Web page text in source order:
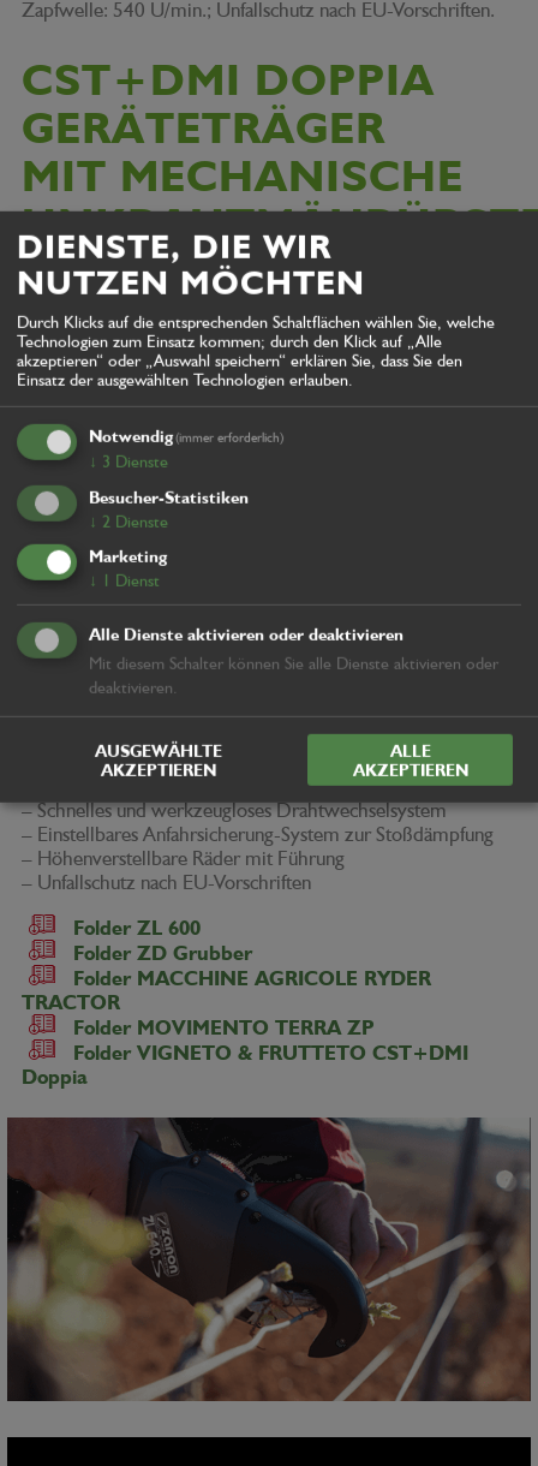
Zapfwelle: 540 U/min.; Unfallschutz nach EU-Vorschriften.
CST+DMI DOPPIA
GERÄTETRÄGER
MIT MECHANISCHE
SERIENMÄSSIG:
– 3-Punkt-Anbau Kat. I-II
– Hydraulisches System komplett mit Tank, Filtersystem und
Wärmetauscher
– Multifunktions-Joystick
– Hydraulische Seitenverschiebung öffnen/schließen
– Hydraulisch einstellbare Rotorpositionen
– Drehzahleinstellung direkt vom Traktor aus
– Schnelles und werkzeugloses Drahtwechselsystem
– Einstellbares Anfahrsicherung-System zur Stoßdämpfung
– Höhenverstellbare Räder mit Führung
– Unfallschutz nach EU-Vorschriften
Folder ZL 600
Folder ZD Grubber
Folder MACCHINE AGRICOLE RYDER
TRACTOR
Folder MOVIMENTO TERRA ZP
Folder VIGNETO & FRUTTETO CST+DMI
Doppia
DIENSTE, DIE WIR
NUTZEN MÖCHTEN
Durch Klicks auf die entsprechenden Schaltflächen wählen Sie, welche
Technologien zum Einsatz kommen; durch den Klick auf „Alle
akzeptieren“ oder „Auswahl speichern“ erklären Sie, dass Sie den
Einsatz der ausgewählten Technologien erlauben.
Notwendig(immer erforderlich)
↓ 3 Dienste
Besucher-Statistiken
↓ 2 Dienste
Marketing
↓ 1 Dienst
Alle Dienste aktivieren oder deaktivieren
Mit diesem Schalter können Sie alle Dienste aktivieren oder
deaktivieren.
AUSGEWÄHLTE
AKZEPTIEREN
ALLE
AKZEPTIEREN